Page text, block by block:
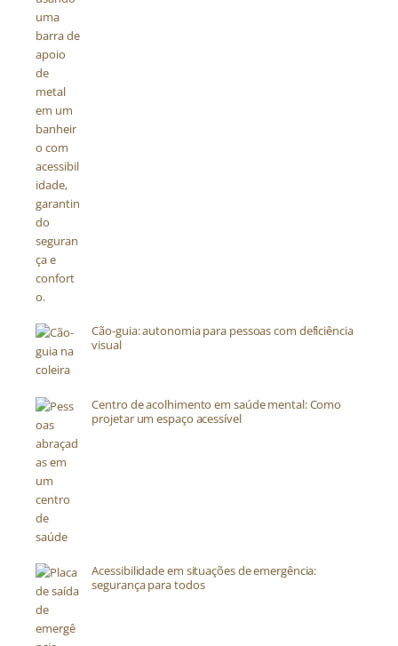
Cão-guia: autonomia para pessoas com deficiência
visual
Centro de acolhimento em saúde mental: Como
projetar um espaço acessível
Acessibilidade em situações de emergência:
segurança para todos